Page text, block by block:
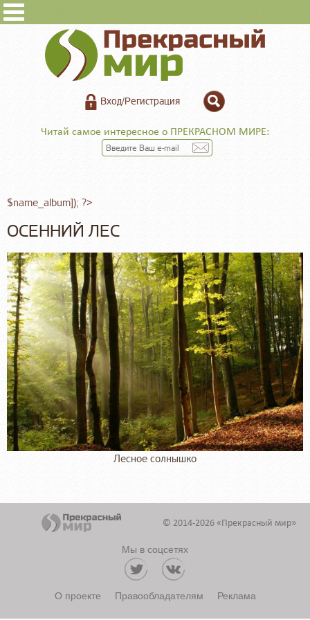
Вход/Регистрация
Читай самое интересное о ПРЕКРАСНОМ МИРЕ:
$name_album]); ?>
ОСЕННИЙ ЛЕС
Лесное солнышко
© 2014-2026 «Прекрасный мир»
Мы в соцсетях
О проекте Правообладателям Реклама